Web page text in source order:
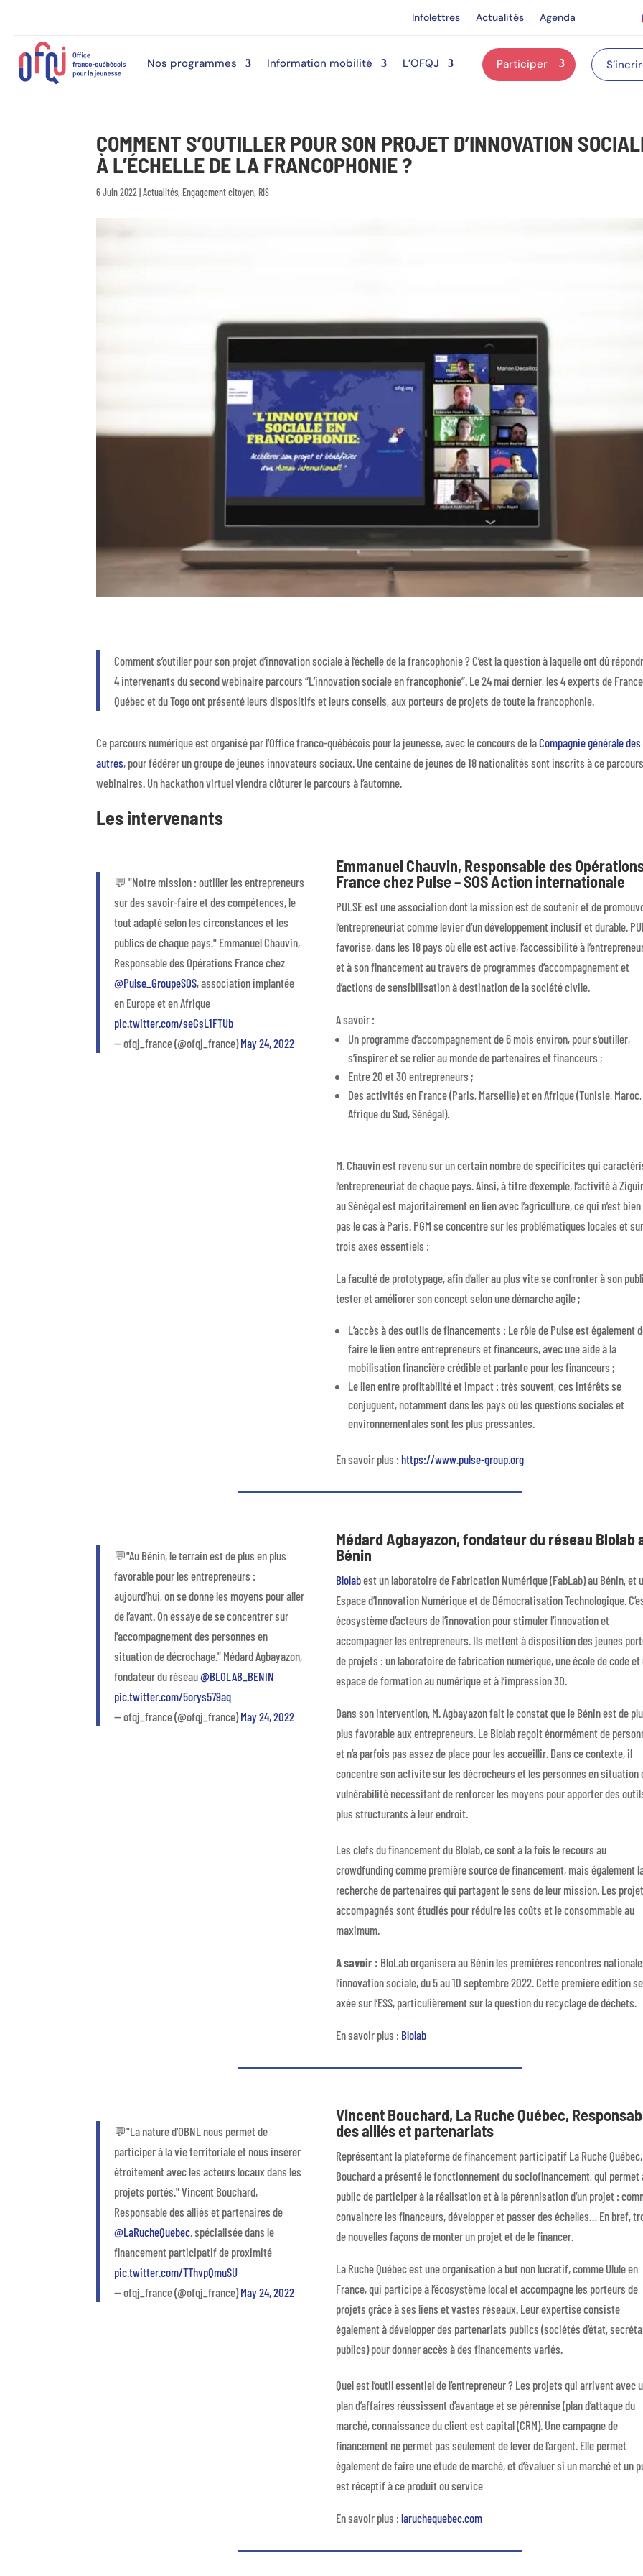
Infolettres Actualités Agenda
Nos programmes Information mobilité L’OFQJ Participer
COMMENT S’OUTILLER POUR SON PROJET D’INNOVATION
À L’ÉCHELLE DE LA FRANCOPHONIE ?
6 Juin 2022 |Actualités, Engagement citoyen, RIS
Comment s’outiller pour son projet d’innovation sociale à l’échelle de la francophonie ? C’est la question à laquelle ont dû
4 intervenants du second webinaire parcours “L’innovation sociale en francophonie”. Le 24 mai dernier, les 4 experts de
Québec et du Togo ont présenté leurs dispositifs et leurs conseils, aux porteurs de projets de toute la francophonie.
Ce parcours numérique est organisé par l’Office franco-québécois pour la jeunesse, avec le concours de laCompagnie générale des
autres, pour fédérer un groupe de jeunes innovateurs sociaux. Une centaine de jeunes de 18 nationalités sont inscrits à ce
webinaires. Un hackathon virtuel viendra clôturer le parcours à l’automne.
Les intervenants
💬 "Notre mission : outiller les entrepreneurs
sur des savoir-faire et des compétences, le
tout adapté selon les circonstances et les
publics de chaque pays." Emmanuel Chauvin,
Responsable des Opérations France chez
@Pulse_GroupeSOS, association implantée
en Europe et en Afrique
pic.twitter.com/seGsL1FTUb
— ofqj_france (@ofqj_france)May 24, 2022
Emmanuel Chauvin, Responsable des
France chez Pulse – SOS Action internationale
PULSE est une association dont la mission est de soutenir et de
l’entrepreneuriat comme levier d’un développement inclusif et durable.
favorise, dans les 18 pays où elle est active, l’accessibilité à
et à son financement au travers de programmes d’accompagnement et
d’actions de sensibilisation à destination de la société civile.
A savoir :
Un programme d’accompagnement de 6 mois environ, pour s’outiller,
s’inspirer et se relier au monde de partenaires et financeurs ;
Entre 20 et 30 entrepreneurs ;
Des activités en France (Paris, Marseille) et en Afrique (Tunisie, Maroc,
Afrique du Sud, Sénégal).
M. Chauvin est revenu sur un certain nombre de spécificités qui
l’entrepreneuriat de chaque pays. Ainsi, à titre d’exemple, l’activité à
au Sénégal est majoritairement en lien avec l’agriculture, ce qui n’est
pas le cas à Paris. PGM se concentre sur les problématiques locales et sur
trois axes essentiels :
La faculté de prototypage, afin d’aller au plus vite se confronter à son
tester et améliorer son concept selon une démarche agile ;
L’accès à des outils de financements : Le rôle de Pulse est également
faire le lien entre entrepreneurs et financeurs, avec une aide à la
mobilisation financière crédible et parlante pour les financeurs ;
Le lien entre profitabilité et impact : très souvent, ces intérêts se
conjuguent, notamment dans les pays où les questions sociales et
environnementales sont les plus pressantes.
En savoir plus : https://www.pulse-group.org
💬"Au Bénin, le terrain est de plus en plus
favorable pour les entrepreneurs :
aujourd’hui, on se donne les moyens pour aller
de l’avant. On essaye de se concentrer sur
l'accompagnement des personnes en
situation de décrochage." Médard Agbayazon,
fondateur du réseau@BLOLAB_BENIN
pic.twitter.com/5orys579aq
— ofqj_france (@ofqj_france)May 24, 2022
Médard Agbayazon, fondateur du réseau Blolab
Bénin
Blolabest un laboratoire de Fabrication Numérique (FabLab) au Bénin, et
Espace d’Innovation Numérique et de Démocratisation Technologique.
écosystème d’acteurs de l’innovation pour stimuler l’innovation et
accompagner les entrepreneurs. Ils mettent à disposition des jeunes
de projets : un laboratoire de fabrication numérique, une école de code et
espace de formation au numérique et à l’impression 3D.
Dans son intervention, M. Agbayazon fait le constat que le Bénin est de
plus favorable aux entrepreneurs. Le Blolab reçoit énormément de
et n’a parfois pas assez de place pour les accueillir. Dans ce contexte, il
concentre son activité sur les décrocheurs et les personnes en situation
vulnérabilité nécessitant de renforcer les moyens pour apporter des
plus structurants à leur endroit.
Les clefs du financement du Blolab, ce sont à la fois le recours au
crowdfunding comme première source de financement, mais également
recherche de partenaires qui partagent le sens de leur mission. Les
accompagnés sont étudiés pour réduire les coûts et le consommable au
maximum.
A savoir : BloLab organisera au Bénin les premières rencontres
l’innovation sociale, du 5 au 10 septembre 2022. Cette première édition
axée sur l’ESS, particulièrement sur la question du recyclage de déchets.
En savoir plus : Blolab
💬"La nature d’OBNL nous permet de
participer à la vie territoriale et nous insérer
étroitement avec les acteurs locaux dans les
projets portés." Vincent Bouchard,
Responsable des alliés et partenaires de
@LaRucheQuebec, spécialisée dans le
financement participatif de proximité
pic.twitter.com/TThvpQmuSU
— ofqj_france (@ofqj_france)May 24, 2022
Vincent Bouchard, La Ruche Québec,
des alliés et partenariats
Représentant la plateforme de financement participatif La Ruche Québec,
Bouchard a présenté le fonctionnement du sociofinancement, qui permet
public de participer à la réalisation et à la pérennisation d’un projet :
convaincre les financeurs, développer et passer des échelles… En bref,
de nouvelles façons de monter un projet et de le financer.
La Ruche Québec est une organisation à but non lucratif, comme Ulule en
France, qui participe à l’écosystème local et accompagne les porteurs de
projets grâce à ses liens et vastes réseaux. Leur expertise consiste
également à développer des partenariats publics (sociétés d’état,
publics) pour donner accès à des financements variés.
Quel est l’outil essentiel de l’entrepreneur ? Les projets qui arrivent avec
plan d’affaires réussissent d’avantage et se pérennise (plan d’attaque du
marché, connaissance du client est capital (CRM). Une campagne de
financement ne permet pas seulement de lever de l’argent. Elle permet
également de faire une étude de marché, et d’évaluer si un marché et un
est réceptif à ce produit ou service
En savoir plus :laruchequebec.com